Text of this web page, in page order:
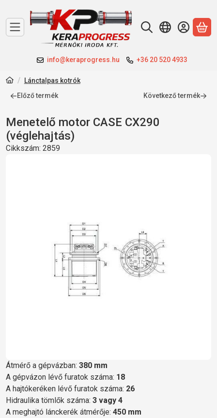
info@keraprogress.hu +36 20 520 4933
A
Lánctalpas kotrók
Előző termék
Következő termék
Menetelő motor CASE CX290
(véglehajtás)
Cikkszám: 2859
Átmérő a gépvázban: 380 mm
A gépvázon lévő furatok száma: 18
A hajtókeréken lévő furatok száma: 26
Hidraulika tömlők száma: 3 vagy 4
A meghajtó lánckerék átmérője: 450 mm